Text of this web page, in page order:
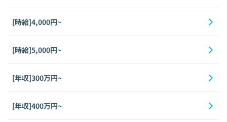
[時給]4,000円~
[時給]5,000円~
[年収]300万円~
[年収]400万円~